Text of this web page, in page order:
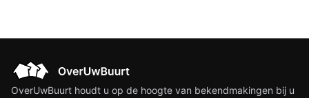
OverUwBuurt houdt u op de hoogte van bekendmakingen bij u